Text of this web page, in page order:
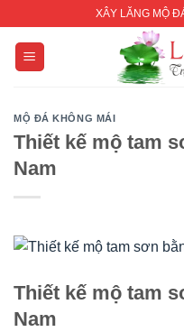
content
XÂY LĂNG MỘ
MỘ ĐÁ KHÔNG MÁI
Thiết kế mộ tam
Nam
Thiết kế mộ tam
Nam